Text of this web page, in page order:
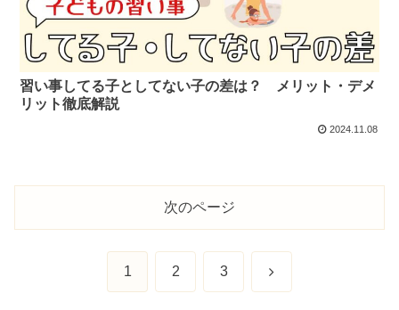
習い事してる子としてない子の差は？ メリット・デメ
リット徹底解説
2024.11.08
次のページ
1 2 3 次